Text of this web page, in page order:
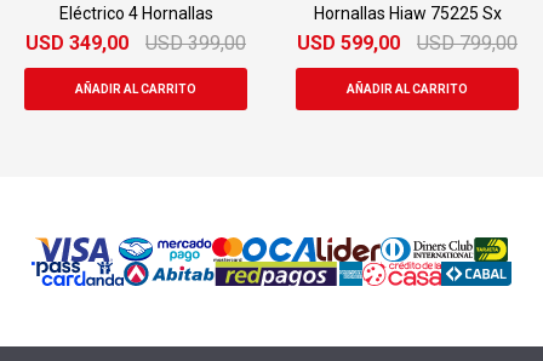
Eléctrico 4 Hornallas
USD 349,00 USD 399,00
Hornallas Hiaw 75225 Sx
USD 599,00 USD 799,00